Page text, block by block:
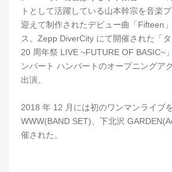
トとして活躍している山本幹宗を音楽
迎えて制作されたデビュー曲「Fifteen
ス。Zepp DiverCity にて開催された「
20 周年祭 LIVE ~FUTURE OF BASIC~
ンバート ハンバートのオープニングア
出演。
2018 年 12 月には初のワンマンライブ
WWW(BAND SET)、下北沢
催された。